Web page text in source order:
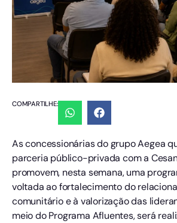
COMPARTILHE:
As concessionárias do grupo Aegea
parceria público-privada com a
promovem, nesta semana, uma
voltada ao fortalecimento do
comunitário e à valorização das
meio do Programa Afluentes, será